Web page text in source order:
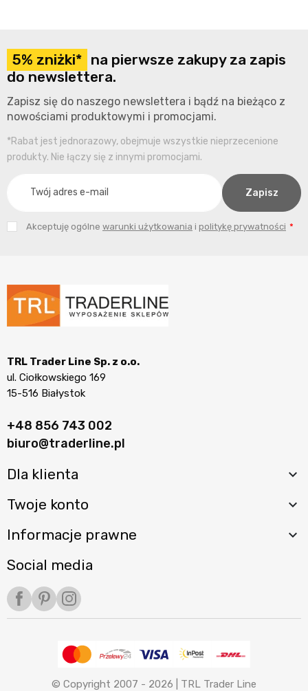
5% zniżki* na pierwsze zakupy za zapis
do newslettera.
Zapisz się do naszego newslettera i bądź na bieżąco z
nowościami produktowymi i promocjami.
*Rabat jest jednorazowy, obejmuje wszystkie nieprzecenione
produkty. Nie łączy się z innymi promocjami.
Akceptuję ogólne warunki użytkowania i politykę prywatności
TRL Trader Line Sp. z o.o.
ul. Ciołkowskiego 169
15-516 Białystok
+48 856 743 002
biuro@traderline.pl
Dla klienta 
Twoje konto 
Informacje prawne 
Social media
Facebook
PinterestInstagram
© Copyright 2007 - 2026 | TRL Trader Line